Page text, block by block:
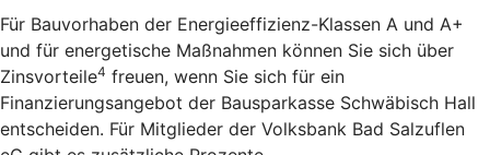
Für Bauvorhaben der Energieeffizienz-Klassen A und A+
und für energetische Maßnahmen können Sie sich über
Zinsvorteile4 freuen, wenn Sie sich für ein
Finanzierungsangebot der Bausparkasse Schwäbisch Hall
entscheiden. Für Mitglieder der Volksbank Bad Salzuflen